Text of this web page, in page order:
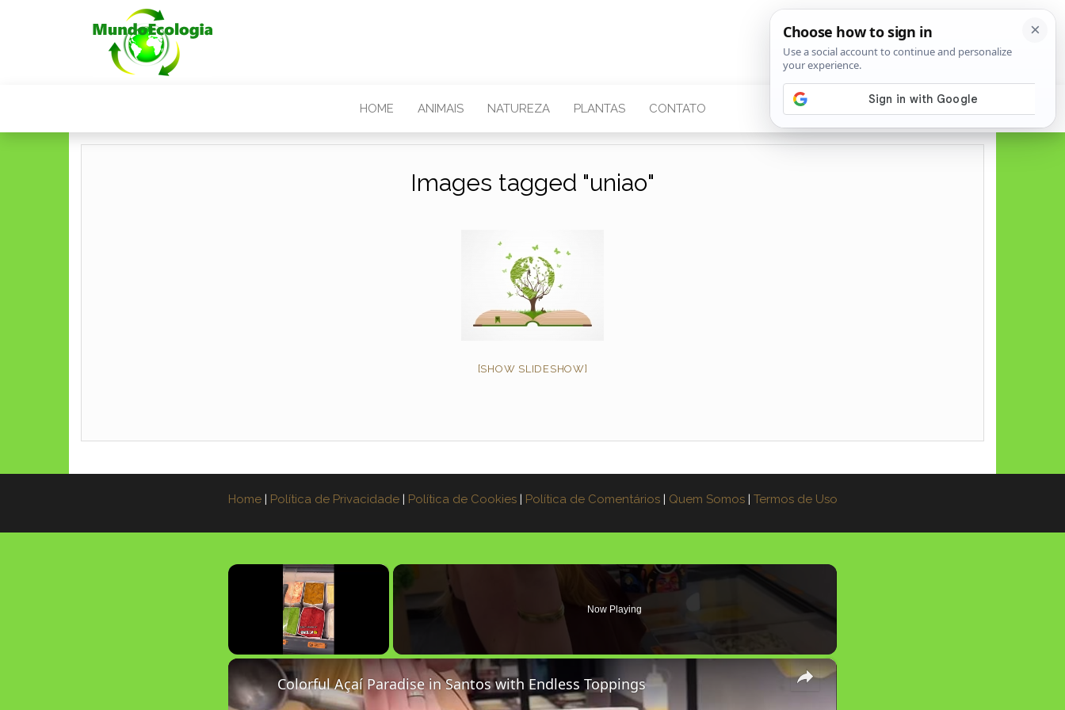
HOME ANIMAIS NATUREZA PLANTAS CONTATO
Images tagged "uniao"
[SHOW SLIDESHOW]
Home | Política de Privacidade | Política de Cookies | Política de Comentários | Quem Somos | Termos de Uso
×
Unmute
Now Playing
×
Colorful Açaí Paradise in Santos with Endless Toppings